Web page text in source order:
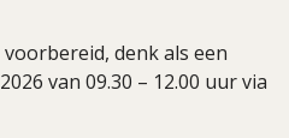
denk als een
van 09.30 – 12.00 uur via